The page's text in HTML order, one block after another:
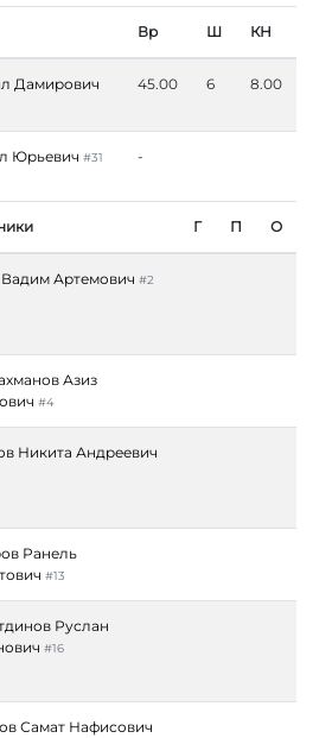
Вр Ш КН
Дамирович 45.00 6 8.00
Юрьевич #31 -
Г П О
Артемович #2
Азиз
#4
Никита Андреевич
Ранель
#13
Руслан
#16
Самат Нафисович